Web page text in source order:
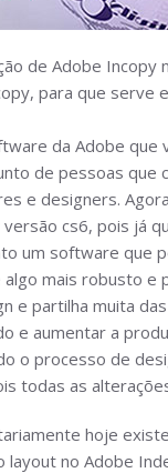
de Adobe Incopy
para que
da Adobe que
de pessoas que
e designers.
cs6, pois já
um software que
mais robusto
e partilha muita
e aumentar a
o processo de
todas as
hoje
layout no Adobe